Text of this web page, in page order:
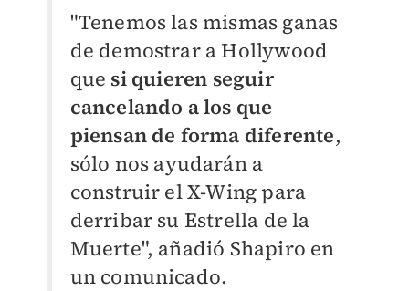
"Tenemos las mismas ganas
de demostrar a Hollywood
que si quieren seguir
cancelando a los que
piensan de forma diferente,
sólo nos ayudarán a
construir el X-Wing para
derribar su Estrella de la
Muerte", añadió Shapiro en
un comunicado.